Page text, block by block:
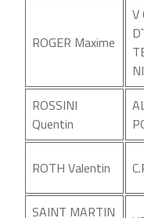
ROGER Maxime
V
ROSSINI
Quentin
ROTH Valentin
SAINT MARTIN